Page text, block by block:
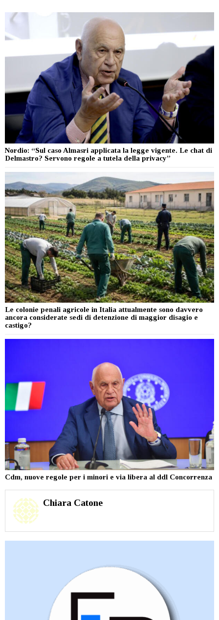
Nordio: “Sul caso Almasri applicata la legge vigente. Le chat di
Delmastro? Servono regole a tutela della privacy”
Le colonie penali agricole in Italia attualmente sono davvero
ancora considerate sedi di detenzione di maggior disagio e
castigo?
Cdm, nuove regole per i minori e via libera al ddl Concorrenza
Chiara Catone